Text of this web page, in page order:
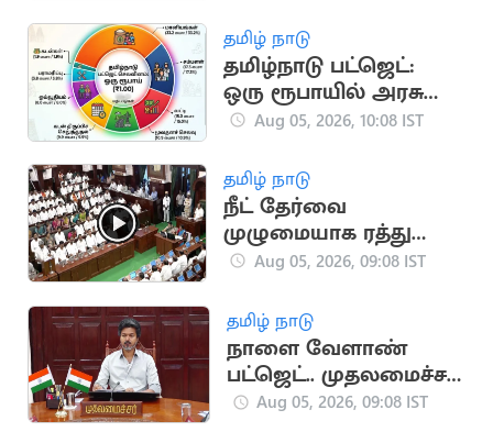
தமிழ் நாடு
தமிழ்நாடு பட்ஜெட்:
ஒரு ரூபாயில் அரசு
செய்யும் செலவு
Aug 05, 2026, 10:08 IST
தமிழ் நாடு
நீட் தேர்வை
முழுமையாக ரத்து
செய்ய
Aug 05, 2026, 09:08 IST
தமிழ் நாடு
நாளை வேளாண்
பட்ஜெட்.. முதலமைச்சர்
அவசர ஆலோசனை
Aug 05, 2026, 09:08 IST